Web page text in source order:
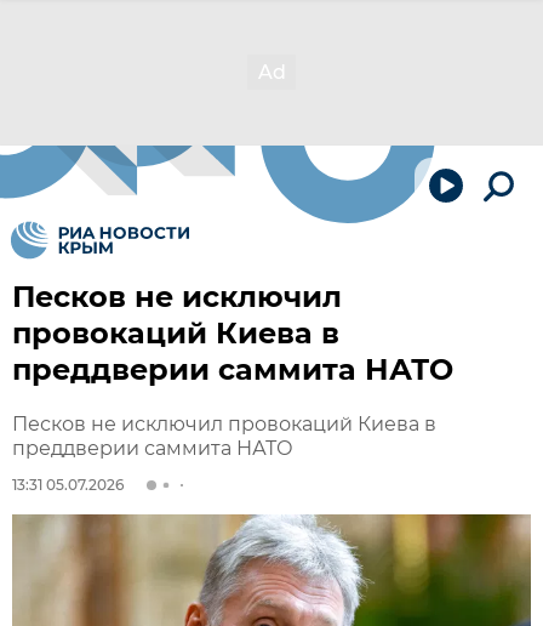
Песков не исключил
провокаций Киева в
преддверии саммита НАТО
Песков не исключил провокаций Киева в
преддверии саммита НАТО
13:31 05.07.2026